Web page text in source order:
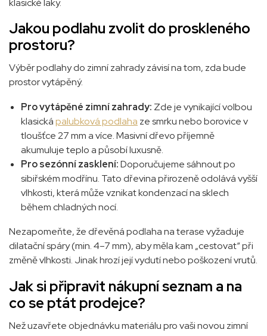
klasické laky.
Jakou podlahu zvolit do proskleného
prostoru?
Výběr podlahy do zimní zahrady závisí na tom, zda bude
prostor vytápěný.
Pro vytápěné zimní zahrady: Zde je vynikající volbou
klasickápalubková podlaha ze smrku nebo borovice v
tloušťce 27 mm a více. Masivní dřevo příjemně
akumuluje teplo a působí luxusně.
Pro sezónní zasklení:Doporučujeme sáhnout po
sibiřském modřínu. Tato dřevina přirozeně odolává vyšší
vlhkosti, která může vznikat kondenzací na sklech
během chladných nocí.
Nezapomeňte, že dřevěná podlaha na terase vyžaduje
dilatační spáry (min. 4–7 mm), aby měla kam „cestovat“ při
změně vlhkosti. Jinak hrozí její vydutí nebo poškození vrutů.
Jak si připravit nákupní seznam a na
co se ptát prodejce?
Než uzavřete objednávku materiálu pro vaši novou zimní